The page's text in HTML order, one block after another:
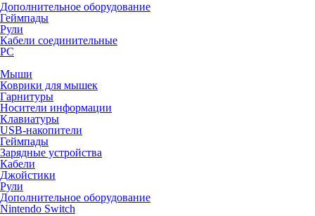
Дополнительное оборудование
Геймпады
Рули
Кабели соединительные
PC
Мыши
Коврики для мышек
Гарнитуры
Носители информации
Клавиатуры
USB-накопители
Геймпады
Зарядные устройства
Кабели
Джойстики
Рули
Дополнительное оборудование
Nintendo Switch